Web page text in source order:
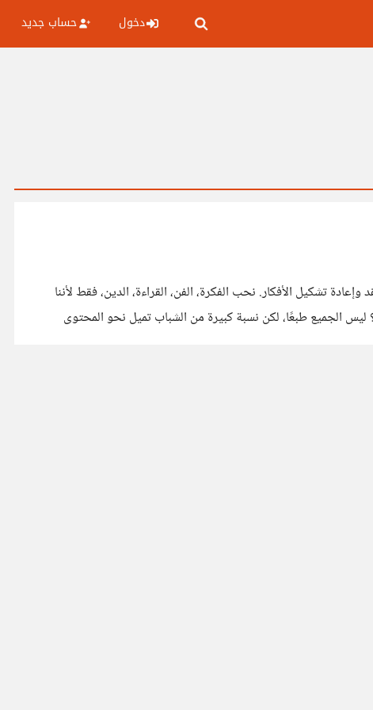
دخول حساب جديد
تشكيل الأفكار. نحب الفكرة، الفن، القراءة، الدين، فقط لأننا
ألفناها أو لأن الآخرين يفعلون، لا لأننا سبرنا غورها أو اختبرناها بوعي نقدي يعيد تشكيلها بما يلائم حاضرنا. ما الذي يجذب الشباب اليوم؟ ليس الجميع طبعًا، لكن نسبة كبيرة من الشباب تميل نحو المحتوى